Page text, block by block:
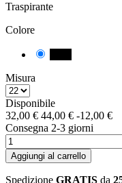
Traspirante
Colore
Misura
Disponibile
32,00 € 44,00 € -12,00 €
Consegna 2-3 giorni
Aggiungi al carrello
Spedizione GRATIS da